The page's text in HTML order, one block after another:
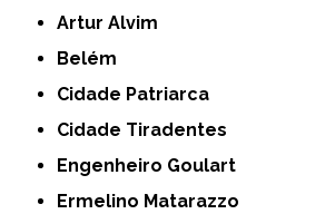
Artur Alvim
Belém
Cidade Patriarca
Cidade Tiradentes
Engenheiro Goulart
Ermelino Matarazzo